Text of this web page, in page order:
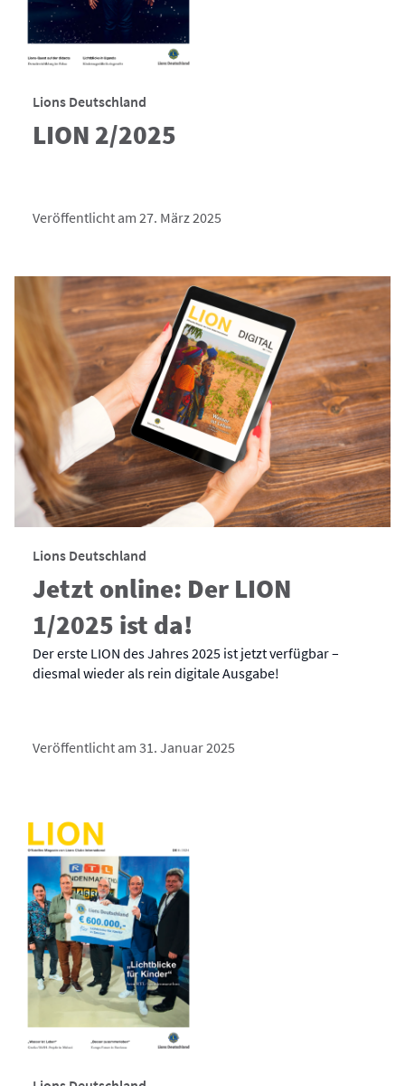
Lions Deutschland
LION 2/2025
Veröffentlicht am 27. März 2025
Lions Deutschland
Jetzt online: Der LION
1/2025 ist da!
Der erste LION des Jahres 2025 ist jetzt verfügbar –
diesmal wieder als rein digitale Ausgabe!
Veröffentlicht am 31. Januar 2025